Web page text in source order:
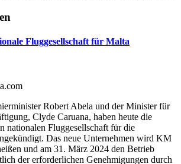
Fluggesellschaft für Malta
Robert Abela und der Minister für
Clyde Caruana, haben heute die
nationalen Fluggesellschaft für die
Das neue Unternehmen wird KM
und am 31. März 2024 den Betrieb
der erforderlichen Genehmigungen durch